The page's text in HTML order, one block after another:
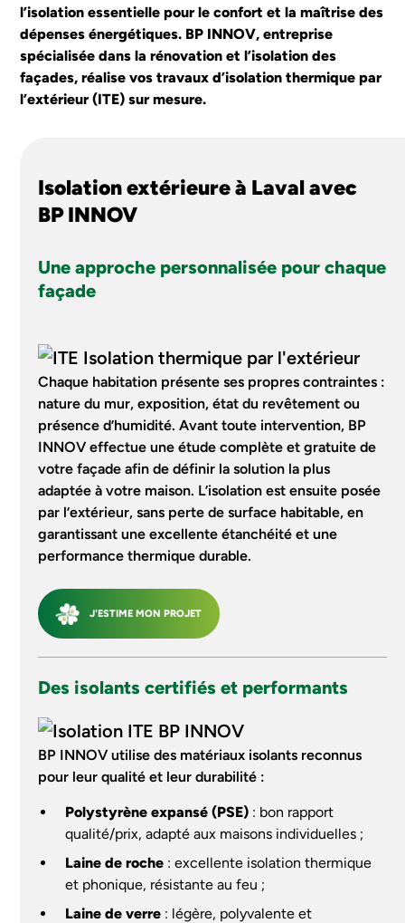
J'ESTIME MON PROJET
l’isolation essentielle pour le confort et la maîtrise des
dépenses énergétiques. BP INNOV, entreprise
spécialisée dans la rénovation et l’isolation des
façades, réalise vos travaux d’isolation thermique par
l’extérieur (ITE) sur mesure.
Isolation extérieure à Laval avec
BP INNOV
Une approche personnalisée pour chaque
façade
Chaque habitation présente ses propres contraintes :
nature du mur, exposition, état du revêtement ou
présence d’humidité. Avant toute intervention, BP
INNOV effectue une étude complète et gratuite de
votre façade afin de définir la solution la plus
adaptée à votre maison. L’isolation est ensuite posée
par l’extérieur, sans perte de surface habitable, en
garantissant une excellente étanchéité et une
performance thermique durable.
J'ESTIME MON PROJET
Des isolants certifiés et performants
BP INNOV utilise des matériaux isolants reconnus
pour leur qualité et leur durabilité :
Polystyrène expansé (PSE): bon rapport
qualité/prix, adapté aux maisons individuelles ;
Laine de roche: excellente isolation thermique
et phonique, résistante au feu ;
Laine de verre: légère, polyvalente et